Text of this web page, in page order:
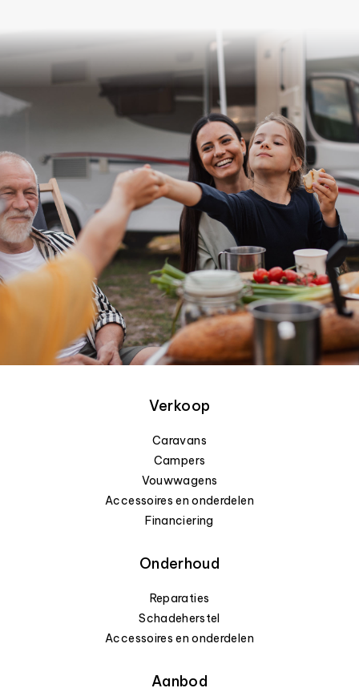
Verkoop
Caravans
Campers
Vouwwagens
Accessoires en onderdelen
Financiering
Onderhoud
Reparaties
Schadeherstel
Accessoires en onderdelen
Aanbod